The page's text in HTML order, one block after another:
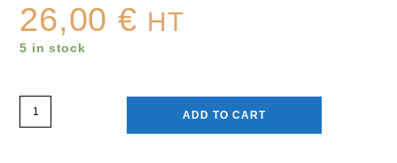
26,00 € HT
5 in stock
ADD TO CART